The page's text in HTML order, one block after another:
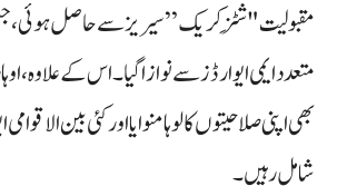
مقبولیت "شِٹز کریک” سیریز سے حاصل
متعدد ایمی ایوارڈز سے نوازا گیا۔ اس کے علاوہ،
بھی اپنی صلاحیتوں کا لوہا منوایا اور کئی بین
شامل رہیں۔